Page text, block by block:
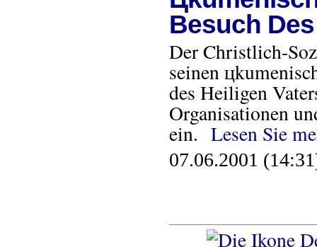
Besuch
Der Christlich-
seinen
des Heiligen
Organisationen
ein. Lesen Sie
07.06.2001